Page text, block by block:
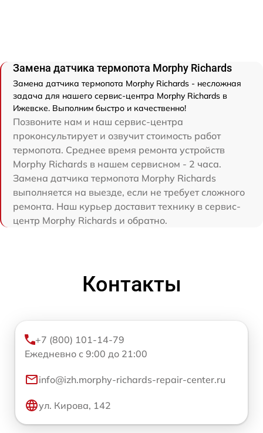
Замена датчика термопота Morphy Richards
Замена датчика термопота Morphy Richards - несложная
задача для нашего сервис-центра Morphy Richards в
Ижевске. Выполним быстро и качественно!
Позвоните нам и наш сервис-центра
проконсультирует и озвучит стоимость работ
термопота. Среднее время ремонта устройств
Morphy Richards в нашем сервисном - 2 часа.
Замена датчика термопота Morphy Richards
выполняется на выезде, если не требует сложного
ремонта. Наш курьер доставит технику в сервис-
центр Morphy Richards и обратно.
Контакты
+7 (800) 101-14-79
Ежедневно с 9:00 до 21:00
info@izh.morphy-richards-repair-center.ru
ул. Кирова, 142